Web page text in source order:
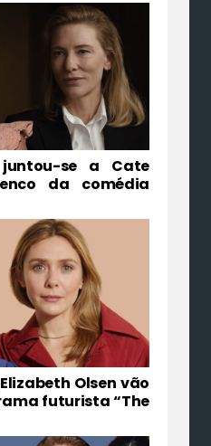
se a Cate
da comédia
Olsen vão
futurista “The